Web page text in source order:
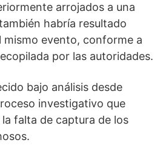
arrojados a una
habría resultado
mismo evento, conforme a
por las autoridades.
bajo análisis desde
investigativo que
falta de captura de los